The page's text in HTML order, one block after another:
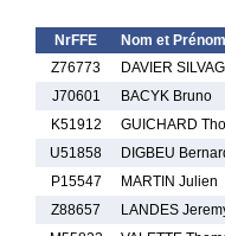
NrFFE Nom et Prénom
Z76773
DAVIER
J70601
BACYK Bruno
K51912
GUICHARD
U51858
DIGBEU
P15547
MARTIN Julien
Z88657
LANDES